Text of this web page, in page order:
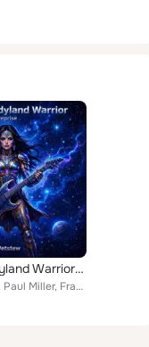
Electric Ladyland Warrior (Reprise)
Wetstew feat. Paul Miller, Frank Sabat